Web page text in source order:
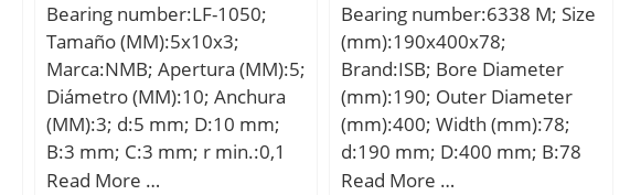
Bearing number:LF-1050;
Tamaño (MM):5x10x3;
Marca:NMB; Apertura (MM):5;
Diámetro (MM):10; Anchura
(MM):3; d:5 mm; D:10 mm;
B:3 mm; C:3 mm; r min.:0,1
mm; C1:0,6 mm; D1:11,2
Read More …
Bearing number:6338 M; Size
(mm):190x400x78;
Brand:ISB; Bore Diameter
(mm):190; Outer Diameter
(mm):400; Width (mm):78;
d:190 mm; D:400 mm; B:78
mm; C:78 mm; Weight:49 Kg;
Read More …